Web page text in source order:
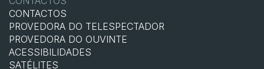
CONTACTOS
PROVEDORA DO TELESPECTADOR
PROVEDORA DO OUVINTE
ACESSIBILIDADES
SATÉLITES